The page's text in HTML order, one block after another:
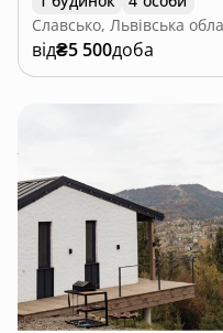
Славсько, Львівська
від₴5 500доба